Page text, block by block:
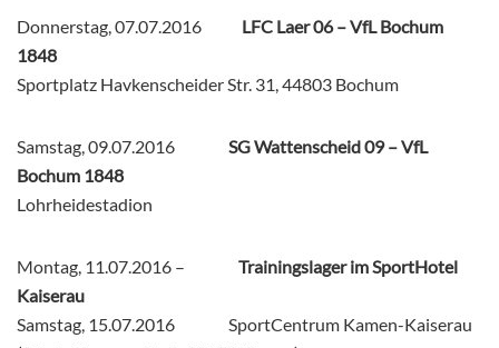
Donnerstag, 07.07.2016 LFC Laer 06 – VfL Bochum
1848
Sportplatz Havkenscheider Str. 31, 44803 Bochum
Samstag, 09.07.2016 SG Wattenscheid 09 – VfL
Bochum 1848
Lohrheidestadion
Montag, 11.07.2016 – Trainingslager im SportHotel
Kaiserau
Samstag, 15.07.2016 SportCentrum Kamen-Kaiserau